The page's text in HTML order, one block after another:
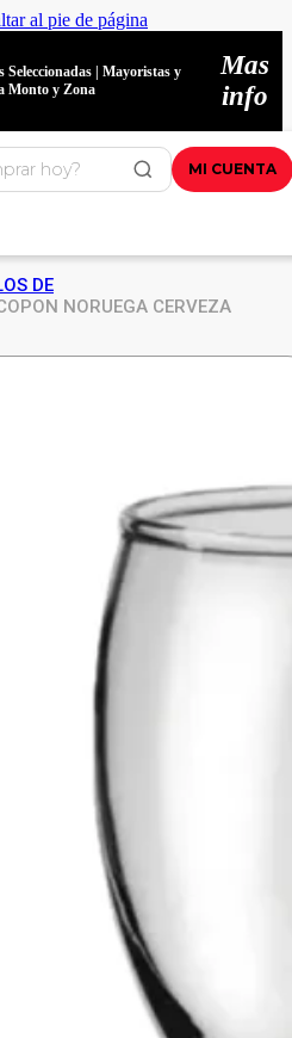
al pie de página
Seleccionadas | Mayoristas y
Monto y Zona
Mas
info
MI CUENTA
DE
NORUEGA CERVEZA